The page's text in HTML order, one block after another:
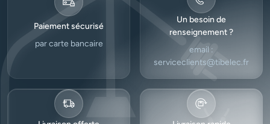
Paiement sécurisé
par carte bancaire
Un besoin de
renseignement ?
email :
serviceclients@tibelec.fr